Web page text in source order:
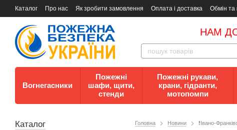
Каталог Про нас Як зробити замовлення Оплата і доставка Обмін та
Документи
Контакти Документи з пожежної безпеки
НАМ
Вогнегасники
Пожежні
шафи, щити,
стенди
Пожежні рукави,
крани, гідранти,
мотопомпи
Головна Новини ❗️Івано-
Каталог